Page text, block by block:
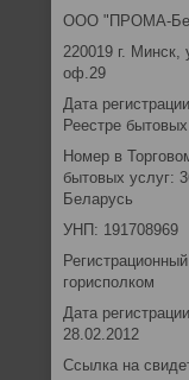
ООО "ПРОМА-
220019 г. Минск,
оф.29
Дата
Реестре
Номер в
бытовых услуг:
Беларусь
УНП: 191708969
горисполком
Дата
28.02.2012
Ссылка на